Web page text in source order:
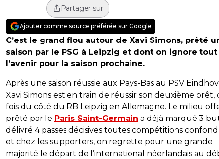
Partager sur
Ajouter comme source préférée sur Google
C’est le grand flou autour de Xavi Simons, prêté
saison par le PSG à Leipzig et dont on ignore
l’avenir pour la saison prochaine.
Après une saison réussie aux Pays-Bas au PSV
Xavi Simons est en train de réussir son deuxième prêt,
fois du côté du RB Leipzig en Allemagne. Le milieu
prêté par le Paris Saint-Germain a déjà marqué 3
délivré 4 passes décisives toutes compétitions
et chez les supporters, on regrette pour une grande
majorité le départ de l’international néerlandais au